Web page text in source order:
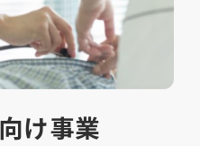
け事業